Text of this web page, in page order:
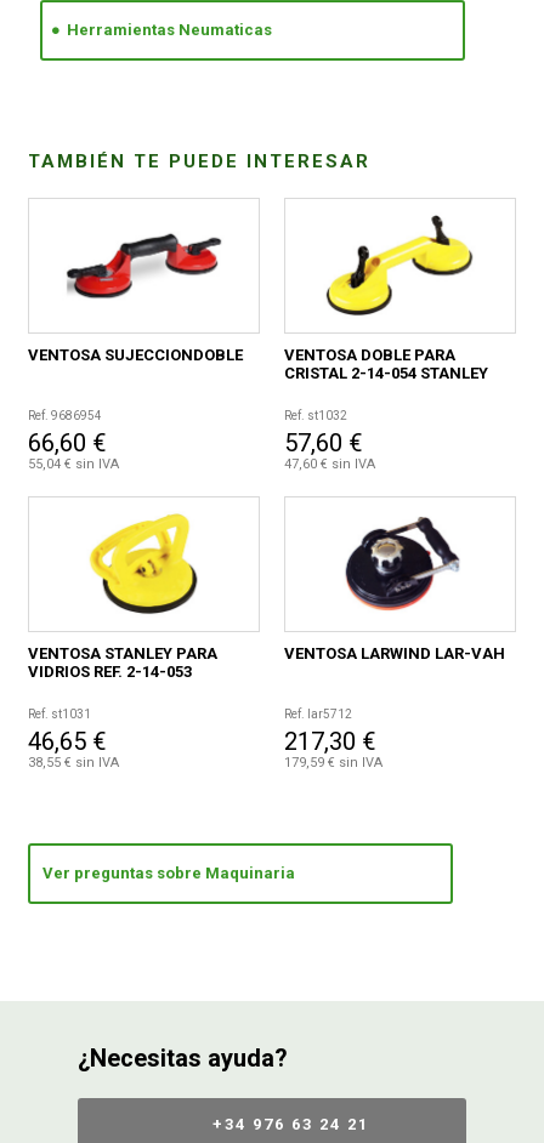
Herramientas Neumaticas
TAMBIÉN TE PUEDE INTERESAR
VENTOSA SUJECCIONDOBLE
Ref. 9686954
66,60 €
55,04 € sin IVA
VENTOSA DOBLE PARA
CRISTAL 2-14-054 STANLEY
Ref. st1032
57,60 €
47,60 € sin IVA
VENTOSA STANLEY PARA
VIDRIOS REF. 2-14-053
Ref. st1031
46,65 €
38,55 € sin IVA
VENTOSA LARWIND LAR-VAH
Ref. lar5712
217,30 €
179,59 € sin IVA
Ver preguntas sobre Maquinaria
¿Necesitas ayuda?
+34 976 63 24 21